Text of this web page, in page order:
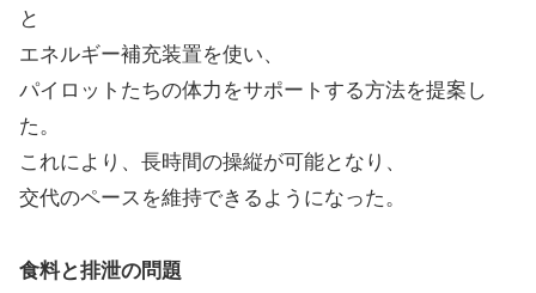
と
エネルギー補充装置を使い、
パイロットたちの体力をサポートする方法を提案し
た。
これにより、長時間の操縦が可能となり、
交代のペースを維持できるようになった。
食料と排泄の問題